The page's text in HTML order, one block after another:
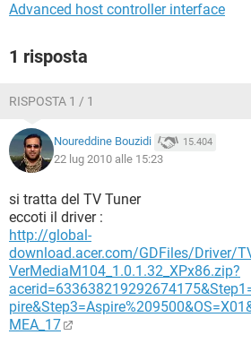
Advanced host controller interface
1 risposta
RISPOSTA 1 / 1
Noureddine Bouzidi 15.404
22 lug 2010 alle 15:23
si tratta del TV Tuner
eccoti il driver :
http://global-
download.acer.com/GDFiles/Driver/
VerMediaM104_1.0.1.32_XPx86.zip?
MEA_17